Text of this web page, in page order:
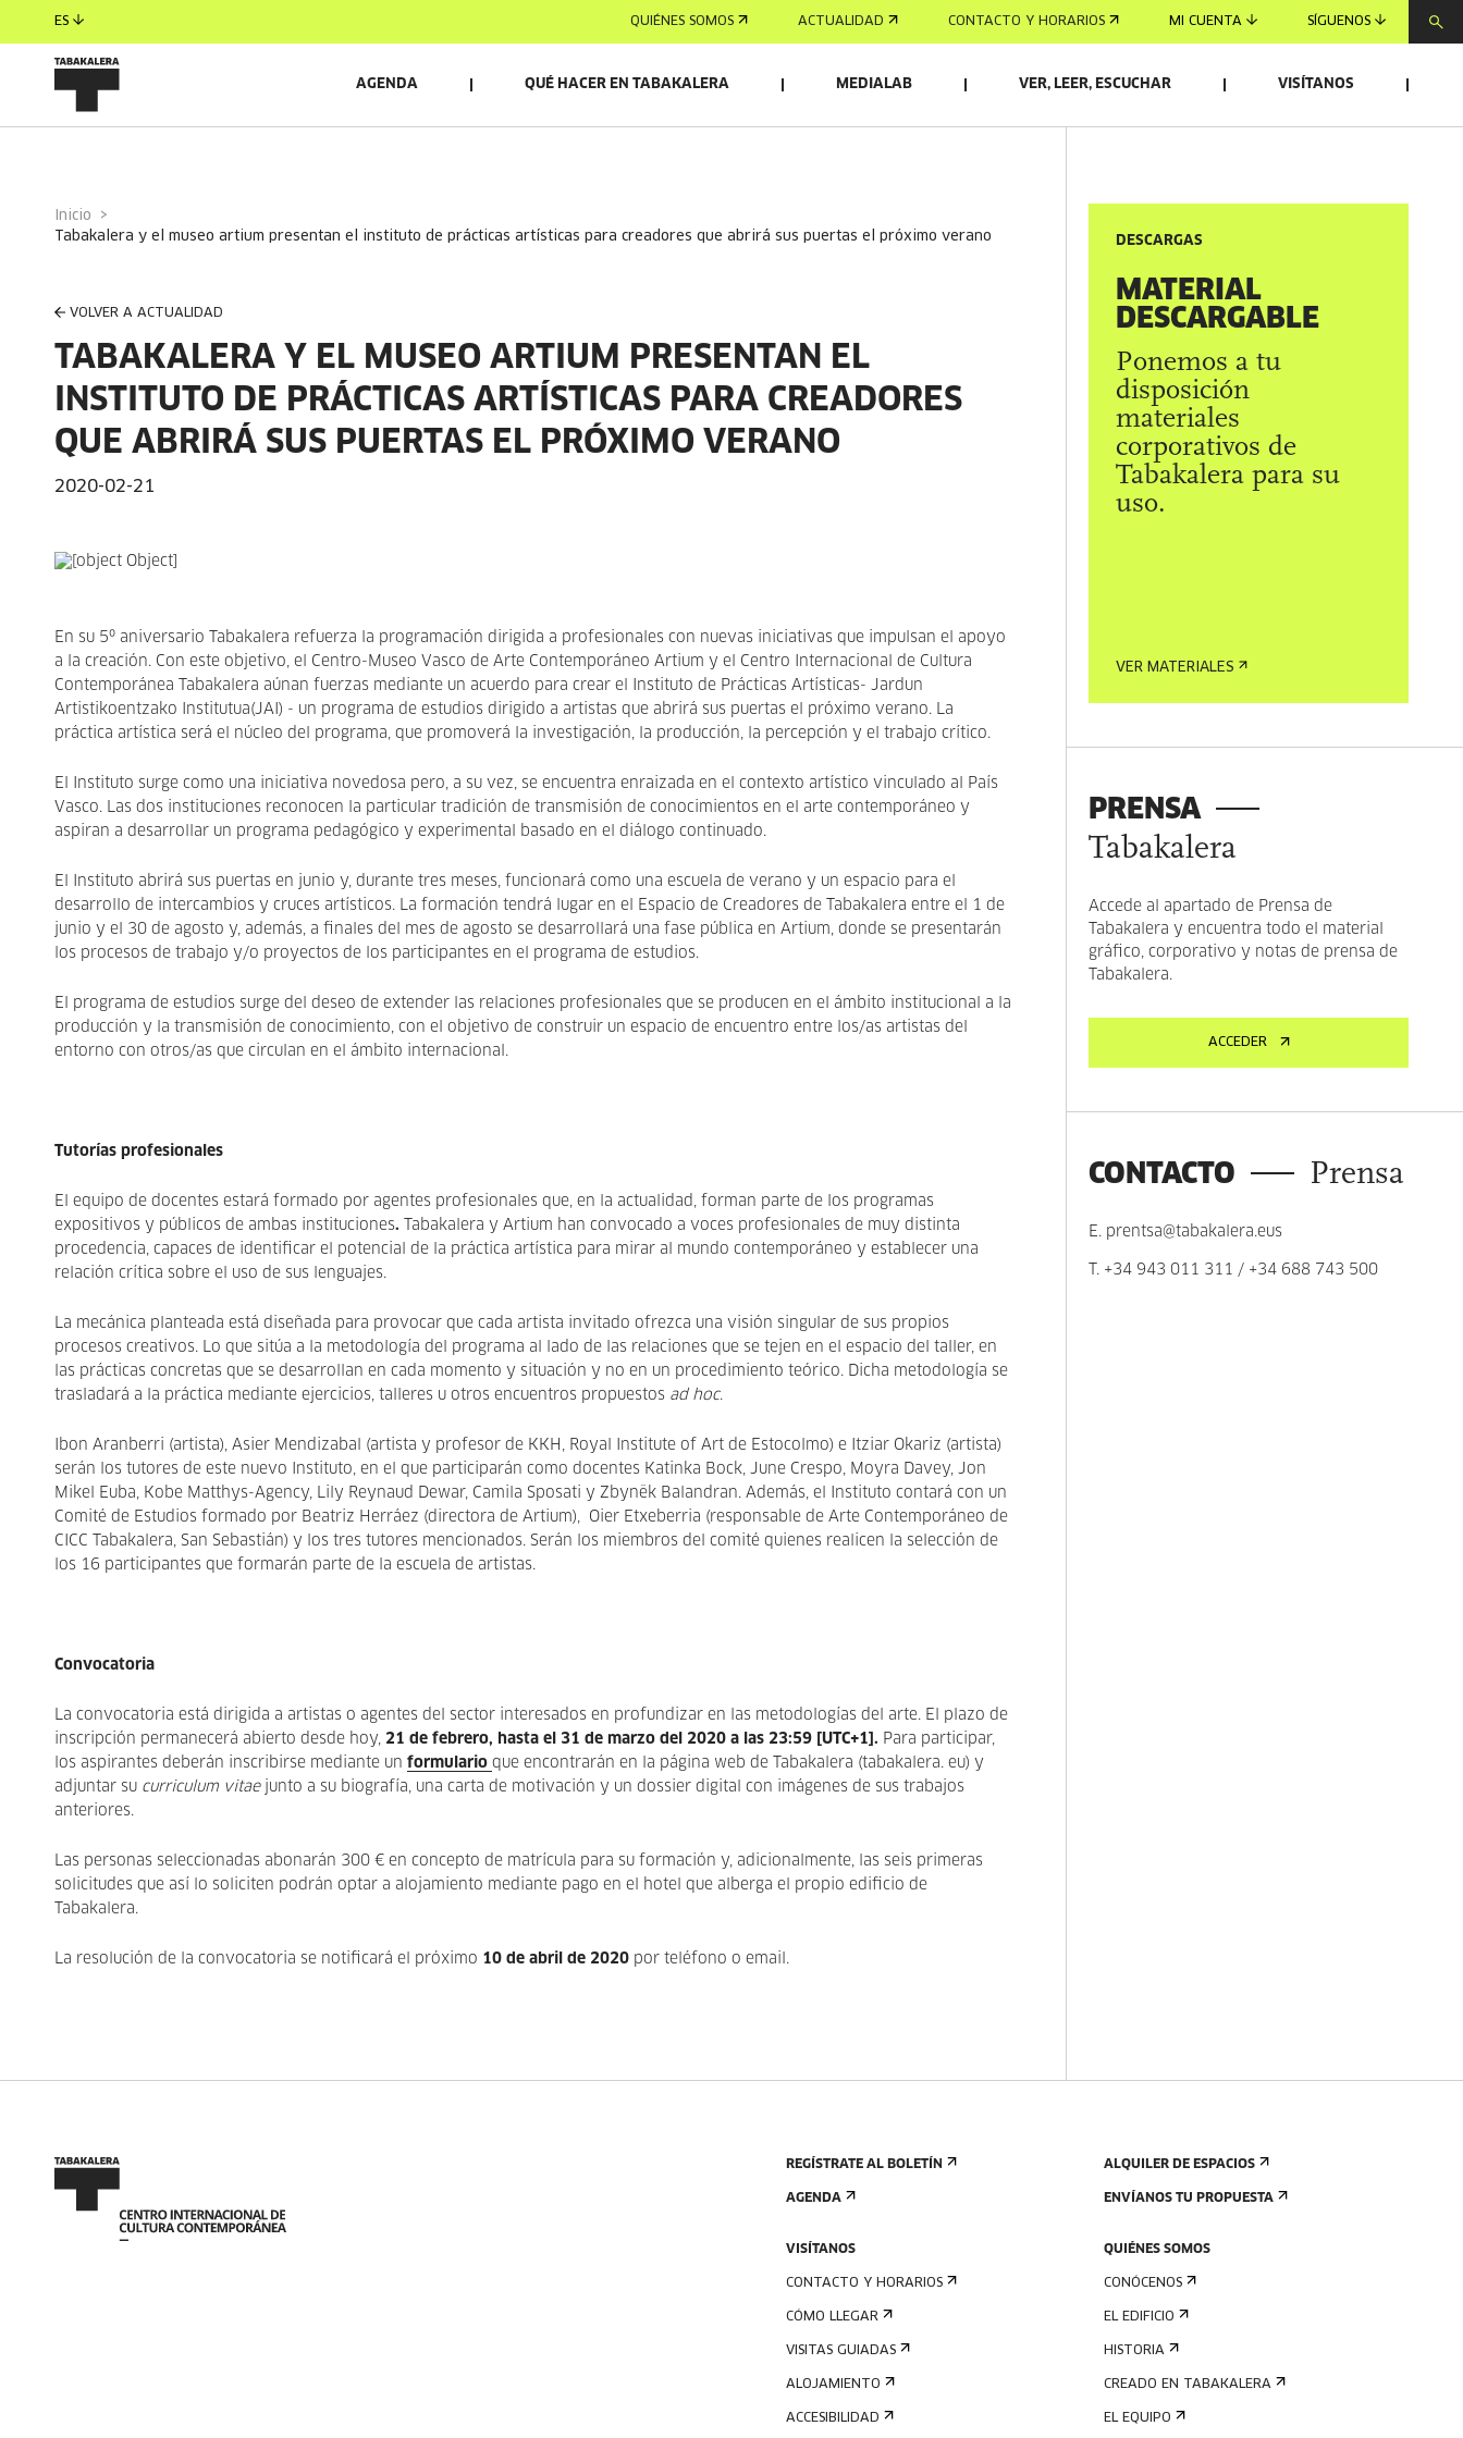
ES QUIÉNES SOMOS ACTUALIDAD CONTACTO Y HORARIOS MI CUENTA SÍGUENOS
AGENDA QUÉ HACER EN TABAKALERA MEDIALAB VER, LEER, ESCUCHAR VISÍTANOS
Inicio
tabakalera y el museo artium presentan el instituto de prácticas artísticas para creadores que abrirá sus puertas el próximo verano
VOLVER A ACTUALIDAD
TABAKALERA Y EL MUSEO ARTIUM PRESENTAN EL
INSTITUTO DE PRÁCTICAS ARTÍSTICAS PARA CREADORES
QUE ABRIRÁ SUS PUERTAS EL PRÓXIMO VERANO
2020-02-21
En su 5º aniversario Tabakalera refuerza la programación dirigida a profesionales con nuevas iniciativas que impulsan el apoyo
a la creación. Con este objetivo, el Centro-Museo Vasco de Arte Contemporáneo Artium y el Centro Internacional de Cultura
Contemporánea Tabakalera aúnan fuerzas mediante un acuerdo para crear el Instituto de Prácticas Artísticas- Jardun
Artistikoentzako Institutua(JAI) - un programa de estudios dirigido a artistas que abrirá sus puertas el próximo verano. La
práctica artística será el núcleo del programa, que promoverá la investigación, la producción, la percepción y el trabajo crítico.
El Instituto surge como una iniciativa novedosa pero, a su vez, se encuentra enraizada en el contexto artístico vinculado al País
Vasco. Las dos instituciones reconocen la particular tradición de transmisión de conocimientos en el arte contemporáneo y
aspiran a desarrollar un programa pedagógico y experimental basado en el diálogo continuado.
El Instituto abrirá sus puertas en junio y, durante tres meses, funcionará como una escuela de verano y un espacio para el
desarrollo de intercambios y cruces artísticos. La formación tendrá lugar en el Espacio de Creadores de Tabakalera entre el 1 de
junio y el 30 de agosto y, además, a finales del mes de agosto se desarrollará una fase pública en Artium, donde se presentarán
los procesos de trabajo y/o proyectos de los participantes en el programa de estudios.
El programa de estudios surge del deseo de extender las relaciones profesionales que se producen en el ámbito institucional a la
producción y la transmisión de conocimiento, con el objetivo de construir un espacio de encuentro entre los/as artistas del
entorno con otros/as que circulan en el ámbito internacional.
Tutorías profesionales
El equipo de docentes estará formado por agentes profesionales que, en la actualidad, forman parte de los programas
expositivos y públicos de ambas instituciones. Tabakalera y Artium han convocado a voces profesionales de muy distinta
procedencia, capaces de identificar el potencial de la práctica artística para mirar al mundo contemporáneo y establecer una
relación crítica sobre el uso de sus lenguajes.
La mecánica planteada está diseñada para provocar que cada artista invitado ofrezca una visión singular de sus propios
procesos creativos. Lo que sitúa a la metodología del programa al lado de las relaciones que se tejen en el espacio del taller, en
las prácticas concretas que se desarrollan en cada momento y situación y no en un procedimiento teórico. Dicha metodología se
trasladará a la práctica mediante ejercicios, talleres u otros encuentros propuestos ad hoc.
Ibon Aranberri (artista), Asier Mendizabal (artista y profesor de KKH, Royal Institute of Art de Estocolmo) e Itziar Okariz (artista)
serán los tutores de este nuevo Instituto, en el que participarán como docentes Katinka Bock, June Crespo, Moyra Davey, Jon
Mikel Euba, Kobe Matthys-Agency, Lily Reynaud Dewar, Camila Sposati y Zbynëk Balandran. Además, el Instituto contará con un
Comité de Estudios formado por Beatriz Herráez (directora de Artium), Oier Etxeberria (responsable de Arte Contemporáneo de
CICC Tabakalera, San Sebastián) y los tres tutores mencionados. Serán los miembros del comité quienes realicen la selección de
los 16 participantes que formarán parte de la escuela de artistas.
Convocatoria
La convocatoria está dirigida a artistas o agentes del sector interesados en profundizar en las metodologías del arte. El plazo de
inscripción permanecerá abierto desde hoy, 21 de febrero, hasta el 31 de marzo del 2020 a las 23:59 [UTC+1]. Para participar,
los aspirantes deberán inscribirse mediante un formulario que encontrarán en la página web de Tabakalera (tabakalera. eu) y
adjuntar su curriculum vitaejunto a su biografía, una carta de motivación y un dossier digital con imágenes de sus trabajos
anteriores.
Las personas seleccionadas abonarán 300 € en concepto de matrícula para su formación y, adicionalmente, las seis primeras
solicitudes que así lo soliciten podrán optar a alojamiento mediante pago en el hotel que alberga el propio edificio de
Tabakalera.
La resolución de la convocatoria se notificará el próximo 10 de abril de 2020 por teléfono o email.
DESCARGAS
MATERIAL
DESCARGABLE
Ponemos a tu
disposición
materiales
corporativos de
Tabakalera para su
uso.
VER MATERIALES
PRENSA
Tabakalera
Accede al apartado de Prensa de
Tabakalera y encuentra todo el material
gráfico, corporativo y notas de prensa de
Tabakalera.
ACCEDER
CONTACTO Prensa
E. prentsa@tabakalera.eus
T. +34 943 011 311 / +34 688 743 500
REGÍSTRATE AL BOLETÍN
AGENDA
VISÍTANOS
CONTACTO Y HORARIOS
CÓMO LLEGAR
VISITAS GUIADAS
ALOJAMIENTO
ACCESIBILIDAD
ALQUILER DE ESPACIOS
ENVÍANOS TU PROPUESTA
QUIÉNES SOMOS
CONÓCENOS
EL EDIFICIO
HISTORIA
CREADO EN TABAKALERA
EL EQUIPO